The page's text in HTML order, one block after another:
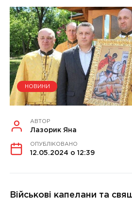
НОВИНИ
АВТОР
Лазорик Яна
ОПУБЛІКОВАНО
12.05.2024 о 12:39
Військові капелани та